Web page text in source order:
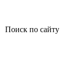
Поиск по сайту